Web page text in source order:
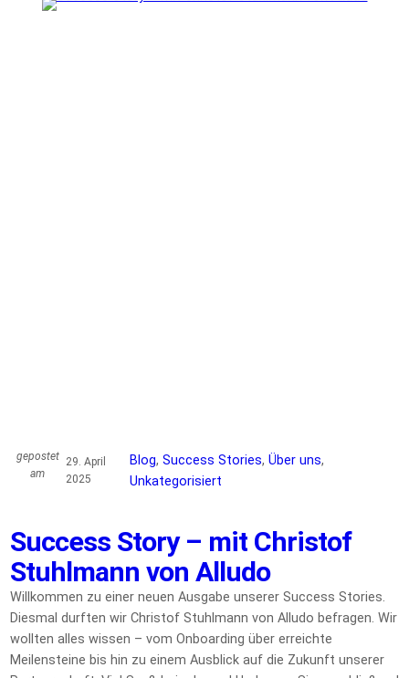
gepostet
am
29. April
2025
Blog, Success Stories, Über uns
Unkategorisiert
Success Story – mit Christof
Stuhlmann von Alludo
Willkommen zu einer neuen Ausgabe unserer Success Stories.
Diesmal durften wir Christof Stuhlmann von Alludo befragen. Wir
wollten alles wissen – vom Onboarding über erreichte
Meilensteine bis hin zu einem Ausblick auf die Zukunft unserer